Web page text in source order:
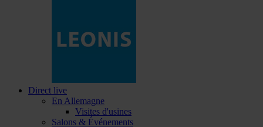
Direct live
En Allemagne
Visites d'usines
Salons & Événements